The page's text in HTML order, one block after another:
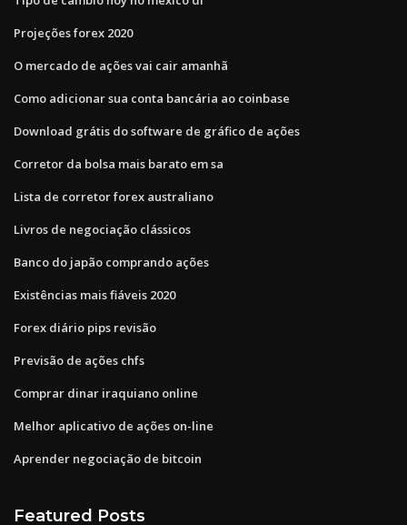
Projeções forex 2020
O mercado de ações vai cair amanhã
Como adicionar sua conta bancária ao coinbase
Download grátis do software de gráfico de ações
Corretor da bolsa mais barato em sa
Lista de corretor forex australiano
Livros de negociação clássicos
Banco do japão comprando ações
Existências mais fiáveis ​​2020
Forex diário pips revisão
Previsão de ações chfs
Comprar dinar iraquiano online
Melhor aplicativo de ações on-line
Aprender negociação de bitcoin
Featured Posts